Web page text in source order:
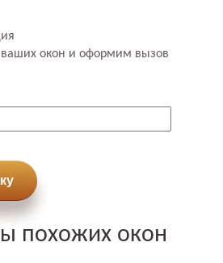
ваших окон и оформим вызов
похожих окон